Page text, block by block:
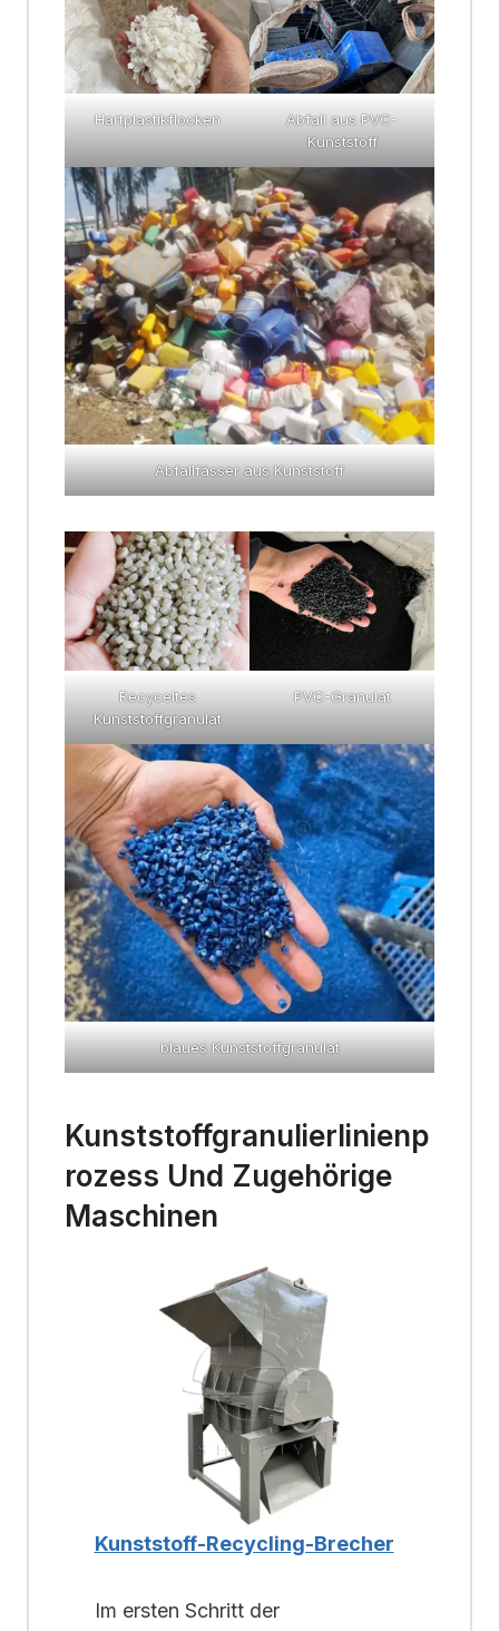
Hartplastikflocken
Abfall aus PVC-
Kunststoff
Abfallfässer aus Kunststoff
Recyceltes
Kunststoffgranulat
PVC-Granulat
blaues Kunststoffgranulat
Kunststoffgranulierlinienp
Rozess Und Zugehörige
Maschinen
Kunststoff-Recycling-Brecher
Im ersten Schritt der